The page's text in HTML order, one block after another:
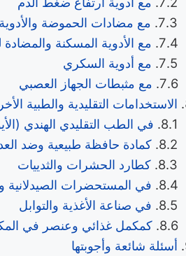
مع مضادات الحموضة
مع الأدوية المسكنة والمضادة
مع أدوية السكري
مع مثبطات الجهاز العصبي
الاستخدامات التقليدية والطبية
في الطب التقليدي الهندي
كمادة حافظة طبيعية وضد
كطارد الحشرات والثدييات
في المستحضرات الصيدلانية
في صناعة الأغذية والتوابل
كمكمل غذائي وعنصر في
أسئلة شائعة وأجوبتها